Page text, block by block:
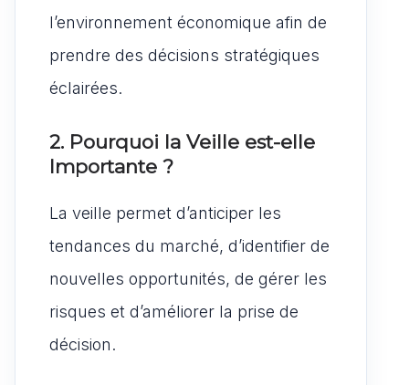
l’environnement économique afin de
prendre des décisions stratégiques
éclairées.
2. Pourquoi la Veille est-elle
Importante ?
La veille permet d’anticiper les
tendances du marché, d’identifier de
nouvelles opportunités, de gérer les
risques et d’améliorer la prise de
décision.